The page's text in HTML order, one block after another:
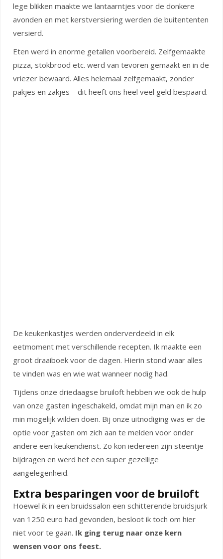
lege blikken maakte we lantaarntjes voor de donkere
avonden en met kerstversiering werden de buitententen
versierd.
Eten werd in enorme getallen voorbereid. Zelfgemaakte
pizza, stokbrood etc. werd van tevoren gemaakt en in de
vriezer bewaard. Alles helemaal zelfgemaakt, zonder
pakjes en zakjes – dit heeft ons heel veel geld bespaard.
De keukenkastjes werden onderverdeeld in elk
eetmoment met verschillende recepten. Ik maakte een
groot draaiboek voor de dagen. Hierin stond waar alles
te vinden was en wie wat wanneer nodig had.
Tijdens onze driedaagse bruiloft hebben we ook de hulp
van onze gasten ingeschakeld, omdat mijn man en ik zo
min mogelijk wilden doen. Bij onze uitnodiging was er de
optie voor gasten om zich aan te melden voor onder
andere een keukendienst. Zo kon iedereen zijn steentje
bijdragen en werd het een super gezellige
aangelegenheid.
Extra besparingen voor de bruiloft
Hoewel ik in een bruidssalon een schitterende bruidsjurk
van 1250 euro had gevonden, besloot ik toch om hier
niet voor te gaan. Ik ging terug naar onze kern
wensen voor ons feest.